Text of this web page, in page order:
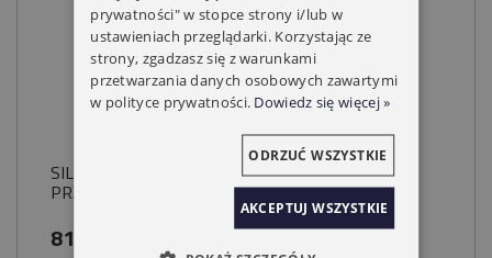
SILNIK SIMU T5 AUTO 25/17 DETEKCJA
PRZESZKÓD I OBLODZENIA
816,00 zł
prywatności" w stopce strony i/lub w
ustawieniach przeglądarki. Korzystając ze
strony, zgadzasz się z warunkami
przetwarzania danych osobowych zawartymi
w polityce prywatności. Dowiedz się więcej »
AKCEPTUJ WSZYSTKIE
ODRZUĆ WSZYSTKIE